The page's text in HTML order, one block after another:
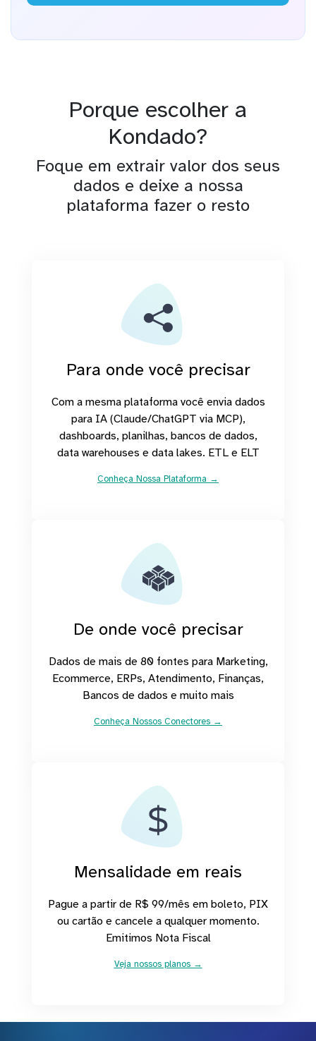
Porque escolher a
Kondado?
Foque em extrair valor dos seus
dados e deixe a nossa
plataforma fazer o resto
Para onde você precisar
Com a mesma plataforma você envia dados
para IA (Claude/ChatGPT via MCP),
dashboards, planilhas, bancos de dados,
data warehouses e data lakes. ETL e ELT
Conheça Nossa Plataforma →
De onde você precisar
Dados de mais de 80 fontes para Marketing,
Ecommerce, ERPs, Atendimento, Finanças,
Bancos de dados e muito mais
Conheça Nossos Conectores →
Mensalidade em reais
Pague a partir de R$ 99/mês em boleto, PIX
ou cartão e cancele a qualquer momento.
Emitimos Nota Fiscal
Veja nossos planos →